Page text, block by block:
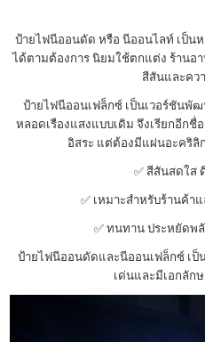
ป้ายไฟนีออนดัด หรือ นีออนไลท์ เป็น
ได้ตามต้องการ นิยมใช้ตกแต่ง ร้านอ
สีสันและคว
ป้ายไฟนีออนเฟล็กซ์ เป็นเวอร์ชันพั
หลอดเรืองแสงแบบเดิม จึงเรียกอีกชื่
อิสระ แต่ต้องมีแผ่นอะคริลิ
✅ สีสันสดใส
✅ เหมาะสำหรับร้านค้า
✅ ทนทาน ประหยัดพ
ป้ายไฟนีออนดัดและนีออนเฟล็กซ์ เ
เด่นและมีเอกลัก